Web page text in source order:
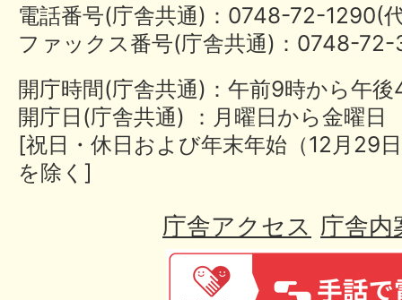
電話番号(庁舎共通)：0748-72-
ファックス番号(庁舎共通)：0748-
開庁時間(庁舎共通)：午前9時から午
開庁日(庁舎共通) ：月曜日から金曜日
[祝日・休日および年末年始（12月29
を除く]
庁舎アクセス 庁舎内